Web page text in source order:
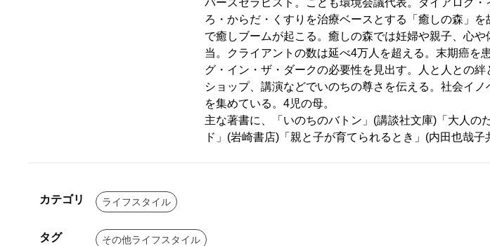
バースセラピスト。こども環境会議代表。ダイアログ
ろ・からだ・くすりを治療ベースとする「癒しの森」
で癒しブームが起こる。癒しの森では妊婦や親子、心
当。クライアントの数は延べ4万人を超える。末期癌を
グ・イン・ザ・ダークの必要性を見出す。人と人との
ショップ、講演などでいのちの尊さを伝える。社会イ
を集めている。4児の母。
主な著書に、「いのちのバトン」(講談社文庫)「大人の
ド」(岩崎書店)「親と子が育てられるとき」(内田也哉子
カテゴリ ライフスタイル
タグ その他ライフスタイル